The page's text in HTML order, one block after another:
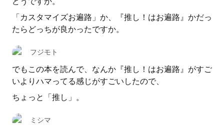
「カスタマイズお遍路」か、『推し！はお遍路』かだっ
たらどっちが良かったですか。
フジモト
でもこの本を読んで、なんか『推し！はお遍路』がすご
いよりハマってる感じがすごいしたので、
ちょっと「推し」。
ミシマ